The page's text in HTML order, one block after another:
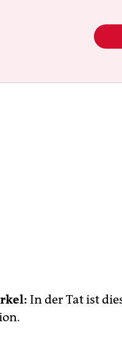
Frau
Sommerpause
In der Tat ist